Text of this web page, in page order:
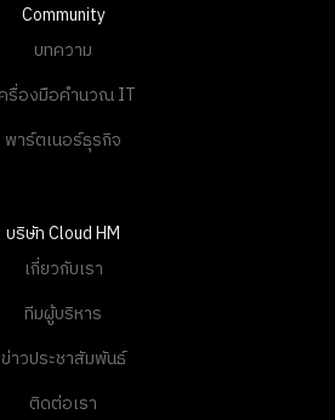
Community
บทความ
รื่องมือคำนวณ IT
พาร์ตเนอร์ธุรกิจ
บริษัท Cloud HM
เกี่ยวกับเรา
ทีมผู้บริหาร
ข่าวประชาสัมพันธ์
ติดต่อเรา